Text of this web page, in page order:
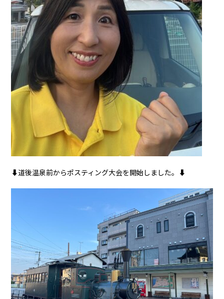
⬇︎道後温泉前からポスティング大会を開始しました。⬇︎